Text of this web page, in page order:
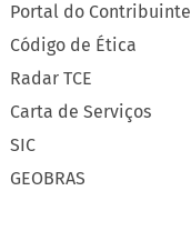
Portal do Contribuinte
Código de Ética
Radar TCE
Carta de Serviços
SIC
GEOBRAS